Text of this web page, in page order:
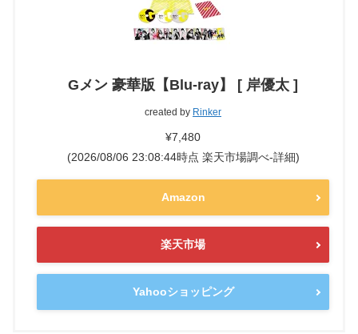
Gメン 豪華版【Blu-ray】 [ 岸優太 ]
created by Rinker
¥7,480
(2026/08/06 23:08:44時点 楽天市場調べ-詳細)
Amazon
楽天市場
Yahooショッピング